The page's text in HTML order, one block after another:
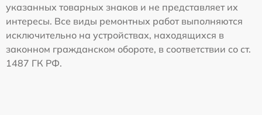
указанных товарных знаков и не представляет их
интересы. Все виды ремонтных работ выполняются
исключительно на устройствах, находящихся в
законном гражданском обороте, в соответствии со ст.
1487 ГК РФ.